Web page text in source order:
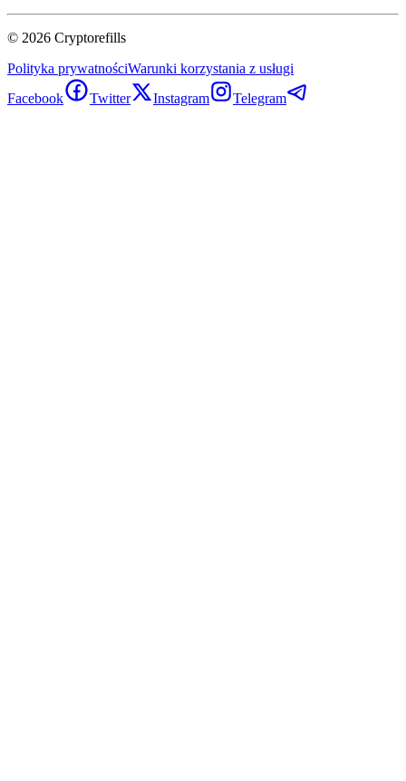
© 2026 Cryptorefills
Polityka prywatnościWarunki korzystania z usługi
Facebook
Twitter Instagram Telegram